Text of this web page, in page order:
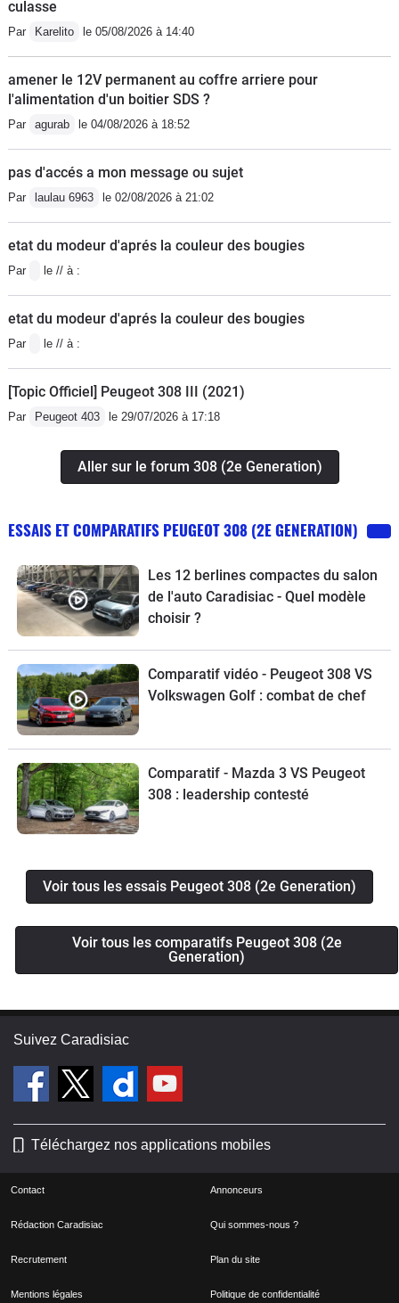
culasse
Par Karelito le 05/08/2026 à 14:40
amener le 12V permanent au coffre arriere pour
l'alimentation d'un boitier SDS ?
Par agurab le 04/08/2026 à 18:52
pas d'accés a mon message ou sujet
Par laulau 6963 le 02/08/2026 à 21:02
etat du modeur d'aprés la couleur des bougies
Par le // à :
etat du modeur d'aprés la couleur des bougies
Par le // à :
[Topic Officiel] Peugeot 308 III (2021)
Par Peugeot 403 le 29/07/2026 à 17:18
Aller sur le forum 308 (2e Generation)
ESSAIS ET COMPARATIFS PEUGEOT 308 (2E GENERATION)
Les 12 berlines compactes du salon
de l'auto Caradisiac - Quel modèle
choisir ?
Comparatif vidéo - Peugeot 308 VS
Volkswagen Golf : combat de chef
Comparatif - Mazda 3 VS Peugeot
308 : leadership contesté
Voir tous les essais Peugeot 308 (2e Generation)
Voir tous les comparatifs Peugeot 308 (2e
Generation)
Suivez Caradisiac
Téléchargez nos applications mobiles
Contact Annonceurs
Rédaction Caradisiac Qui sommes-nous ?
Recrutement Plan du site
Mentions légales Politique de confidentialité